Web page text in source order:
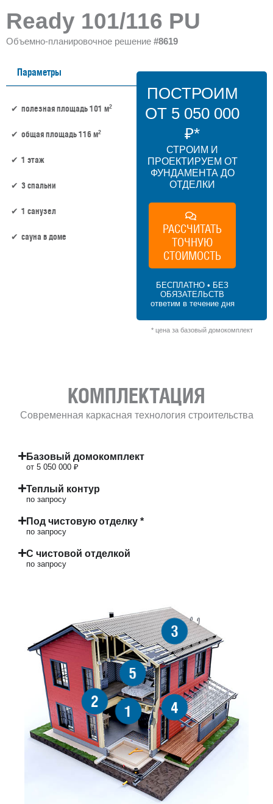
Ready 101/116 PU
Объемно-планировочное решение #8619
Параметры
полезная площадь 101 м2
общая площадь 116 м2
1 этаж
3 спальни
1 санузел
сауна в доме
ПОСТРОИМ
ОТ 5 050 000
₽*
СТРОИМ И
ПРОЕКТИРУЕМ ОТ
ФУНДАМЕНТА ДО
ОТДЕЛКИ
РАССЧИТАТЬ
ТОЧНУЮ
СТОИМОСТЬ
БЕСПЛАТНО • БЕЗ
ОБЯЗАТЕЛЬСТВ
ответим в течение дня
* цена за базовый домокомплект
КОМПЛЕКТАЦИЯ
Современная каркасная технология строительства
Базовый домокомплект
от 5 050 000 ₽
Теплый контур
по запросу
Под чистовую отделку *
по запросу
С чистовой отделкой
по запросу
1
2
3
4
5